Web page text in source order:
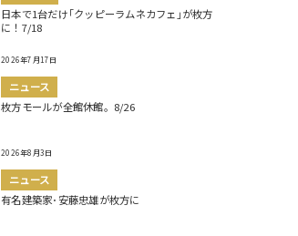
日本で1台だけ｢クッピーラムネカフェ｣が枚方
に！7/18
2026年7月17日
ニュース
枚方モールが全館休館。8/26
2026年8月3日
ニュース
有名建築家･安藤忠雄が枚方に